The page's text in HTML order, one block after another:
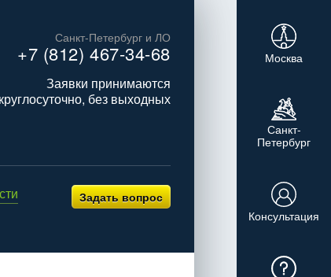
Санкт-Петербург и ЛО
+7 (812) 467-34-68
Заявки принимаются
круглосуточно, без выходных
Задать вопрос
Москва
Санкт-
Петербург
Консультация